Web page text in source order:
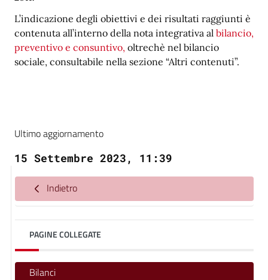
L’indicazione degli obiettivi e dei risultati raggiunti è
contenuta all’interno della nota integrativa al bilancio,
preventivo e consuntivo, oltrechè nel bilancio
sociale, consultabile nella sezione “Altri contenuti”.
Ultimo aggiornamento
15 Settembre 2023, 11:39
Indietro
PAGINE COLLEGATE
Bilanci